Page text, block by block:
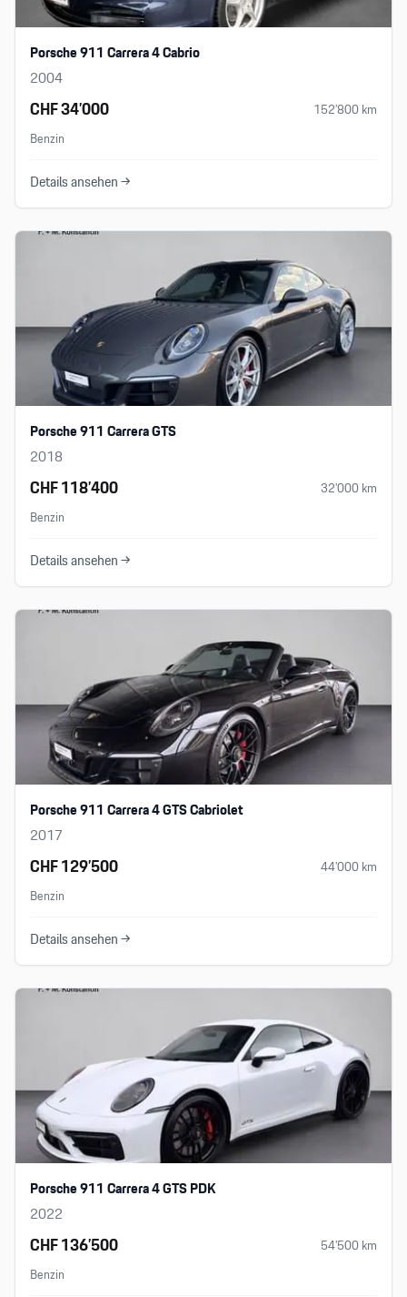
Porsche 911 Carrera 4 Cabrio
2004
CHF 34’000 152’800km
Benzin
Details ansehen →
Porsche 911 Carrera GTS
2018
CHF 118’400 32’000km
Benzin
Details ansehen →
Porsche 911 Carrera 4 GTS Cabriolet
2017
CHF 129’500 44’000km
Benzin
Details ansehen →
Porsche 911 Carrera 4 GTS PDK
2022
CHF 136’500 54’500km
Benzin